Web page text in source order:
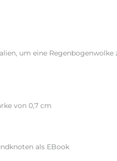
um eine Regenbogenwolke
von 0,7 cm
als EBook